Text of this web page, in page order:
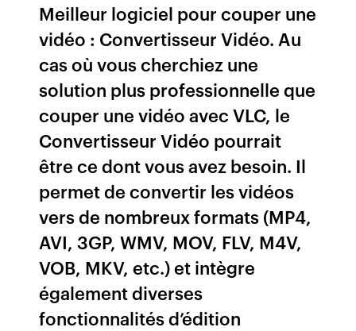
Meilleur logiciel pour couper une
vidéo : Convertisseur Vidéo. Au
cas où vous cherchiez une
solution plus professionnelle que
couper une vidéo avec VLC, le
Convertisseur Vidéo pourrait
être ce dont vous avez besoin. Il
permet de convertir les vidéos
vers de nombreux formats (MP4,
AVI, 3GP, WMV, MOV, FLV, M4V,
VOB, MKV, etc.) et intègre
également diverses
fonctionnalités d’édition